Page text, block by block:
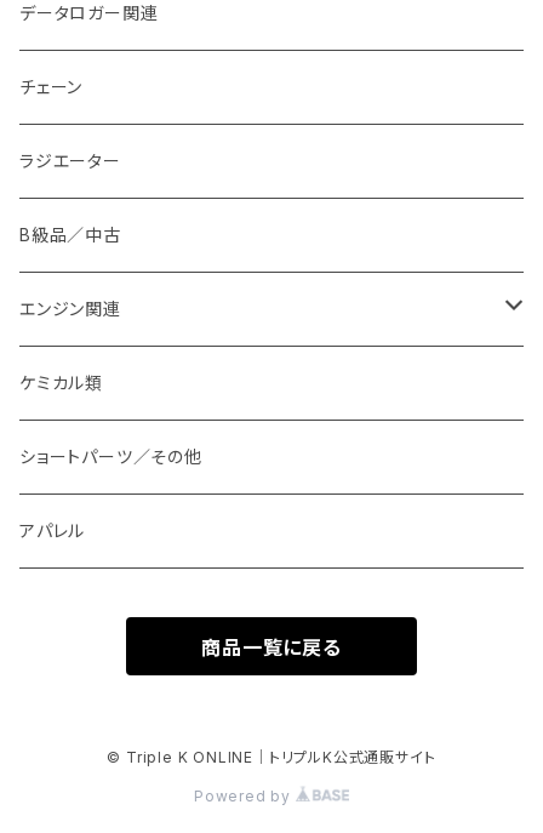
ブレーキパッド
ブレーキダクト
データロガー関連
チェーン
ラジエーター
B級品／中古
エンジン関連
KT エキゾーストジョイント
ケミカル類
ショートパーツ／その他
アパレル
商品一覧に戻る
© Triple K ONLINE｜トリプルK公式通販サイト
Powered by